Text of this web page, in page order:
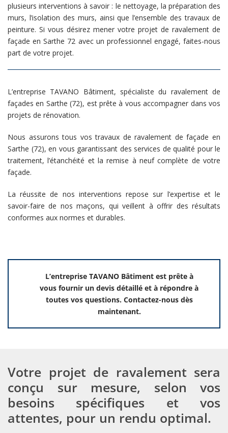
plusieurs interventions à savoir : le nettoyage, la préparation des
murs, l’isolation des murs, ainsi que l’ensemble des travaux de
peinture. Si vous désirez mener votre projet de ravalement de
façade en Sarthe 72 avec un professionnel engagé, faites-nous
part de votre projet.
L’entreprise TAVANO Bâtiment, spécialiste du ravalement de
façades en Sarthe (72), est prête à vous accompagner dans vos
projets de rénovation.
Nous assurons tous vos travaux de ravalement de façade en
Sarthe (72), en vous garantissant des services de qualité pour le
traitement, l’étanchéité et la remise à neuf complète de votre
façade.
La réussite de nos interventions repose sur l’expertise et le
savoir-faire de nos maçons, qui veillent à offrir des résultats
conformes aux normes et durables.
L’entreprise TAVANO Bâtiment est prête à
vous fournir un devis détaillé et à répondre à
toutes vos questions. Contactez-nous dès
maintenant.
Votre projet de ravalement sera
conçu sur mesure, selon vos
besoins spécifiques et vos
attentes, pour un rendu optimal.